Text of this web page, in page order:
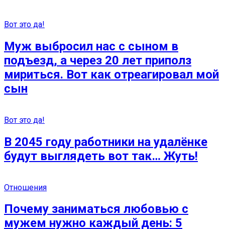
Вот это да!
Муж выбросил нас с сыном в
подъезд, а через 20 лет приполз
мириться. Вот как отреагировал мой
сын
Вот это да!
В 2045 году работники на удалёнке
будут выглядеть вот так… Жуть!
Отношения
Почему заниматься любовью с
мужем нужно каждый день: 5